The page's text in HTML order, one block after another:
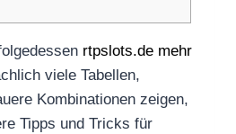
rtpslots.de mehr
viele Tabellen,
Kombinationen zeigen,
Tipps und Tricks für